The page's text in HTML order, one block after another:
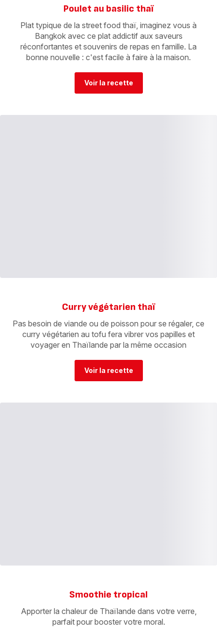
Poulet au basilic thaï
Plat typique de la street food thaï, imaginez vous à
Bangkok avec ce plat addictif aux saveurs
réconfortantes et souvenirs de repas en famille. La
bonne nouvelle : c'est facile à faire à la maison.
Voir la recette
Curry végétarien thaï
Pas besoin de viande ou de poisson pour se régaler, ce
curry végétarien au tofu fera vibrer vos papilles et
voyager en Thaïlande par la même occasion
Voir la recette
Smoothie tropical
Apporter la chaleur de Thaïlande dans votre verre,
parfait pour booster votre moral.